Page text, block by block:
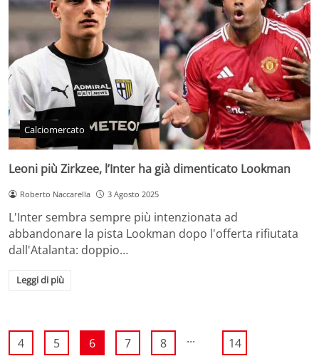
Calciomercato
Leoni più Zirkzee, l’Inter ha già dimenticato Lookman
Roberto Naccarella 3 Agosto 2025
L'Inter sembra sempre più intenzionata ad
abbandonare la pista Lookman dopo l'offerta rifiutata
dall'Atalanta: doppio…
Leggi di più
4 5 6 7 8 ... 14